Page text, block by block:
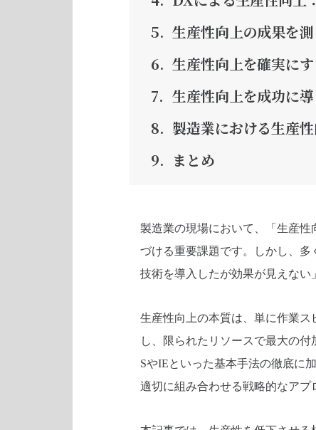
生産性向上の成果を
生産性向上を確実に
生産性向上を成功に
製造業における生産
まとめ
製造業の現場において、「生産
づける重要課題です。しかし、
技術を導入したが効果が見えない
生産性向上の本質は、単に作業
し、限られたリソースで最大の
SやIEといった基本手法の徹底に
適切に組み合わせる戦略的なアプ